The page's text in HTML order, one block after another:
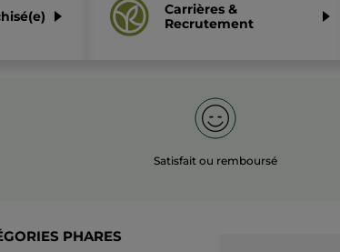
Carrières &
Recrutement
Satisfait ou remboursé
PHARES